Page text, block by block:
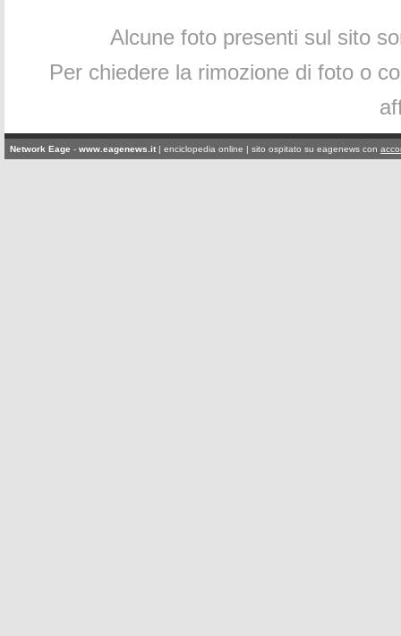
Alcune foto presenti sul sito
Per chiedere la rimozione di foto o
Network Eage - www.eagenews.it | enciclopedia online | sito ospitato su eagenews con